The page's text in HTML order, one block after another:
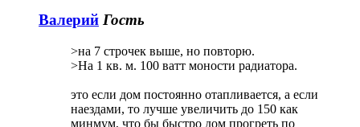
Валерий Гость
>на 7 строчек выше, но повторю.
>На 1 кв. м. 100 ватт моности радиатора.
это если дом постоянно отапливается, а если
наездами, то лучше увеличить до 150 как
минмум, что бы быстро дом прогреть по